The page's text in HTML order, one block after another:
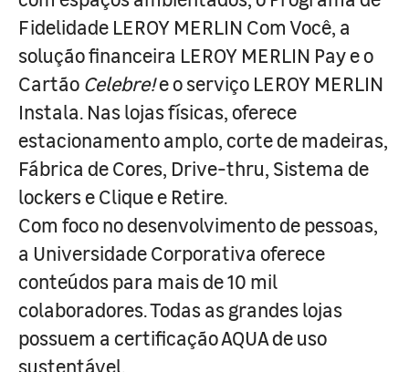
Fidelidade LEROY MERLIN Com Você, a
solução financeira LEROY MERLIN Pay e o
Cartão Celebre!e o serviço LEROY MERLIN
Instala. Nas lojas físicas, oferece
estacionamento amplo, corte de madeiras,
Fábrica de Cores, Drive-thru, Sistema de
lockers e Clique e Retire.
Com foco no desenvolvimento de pessoas,
a Universidade Corporativa oferece
conteúdos para mais de 10 mil
colaboradores. Todas as grandes lojas
possuem a certificação AQUA de uso
sustentável.